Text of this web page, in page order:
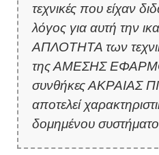
τεχνικές που είχαν
λόγος για αυτή την
ΑΠΛΟΤΗΤΑ των
της ΑΜΕΣΗΣ
συνθήκες ΑΚΡΑΙΑΣ
αποτελεί
δομημένου